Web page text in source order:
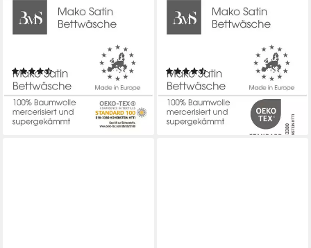
BETTWAESCHE-MIT-STIL
Bettwäsche Mako Satin
(146)
ab 41,95 €
lieferbar - in 2-3 Werktagen bei dir
+19
BETTWAESCHE-MIT-STIL
Kissenbezug Mako Satin
(279)
ab 9,95 €
lieferbar - in 2-3 Werktagen bei dir
+22